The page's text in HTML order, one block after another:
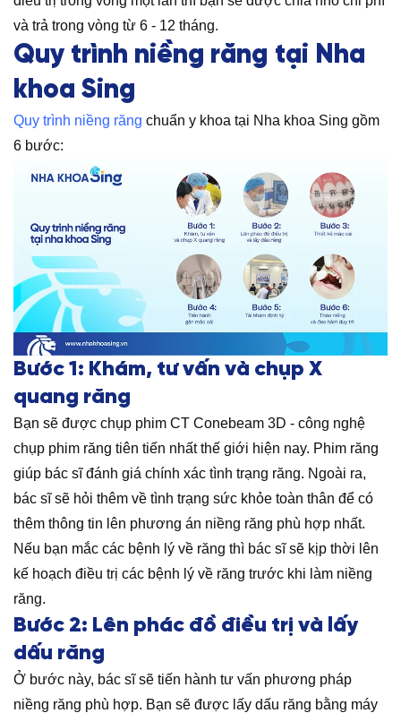
và trả trong vòng từ 6 - 12 tháng.
Quy trình niềng răng tại Nha
khoa Sing
Quy trình niềng răng chuẩn y khoa tại Nha khoa Sing gồm
6 bước:
Bước 1: Khám, tư vấn và chụp X
quang răng
Bạn sẽ được chụp phim CT Conebeam 3D - công nghệ
chụp phim răng tiên tiến nhất thế giới hiện nay. Phim răng
giúp bác sĩ đánh giá chính xác tình trạng răng. Ngoài ra,
bác sĩ sẽ hỏi thêm về tình trạng sức khỏe toàn thân để có
thêm thông tin lên phương án niềng răng phù hợp nhất.
Nếu bạn mắc các bệnh lý về răng thì bác sĩ sẽ kịp thời lên
kế hoạch điều trị các bệnh lý về răng trước khi làm niềng
răng.
Bước 2: Lên phác đồ điều trị và lấy
dấu răng
Ở bước này, bác sĩ sẽ tiến hành tư vấn phương pháp
niềng răng phù hợp. Bạn sẽ được lấy dấu răng bằng máy